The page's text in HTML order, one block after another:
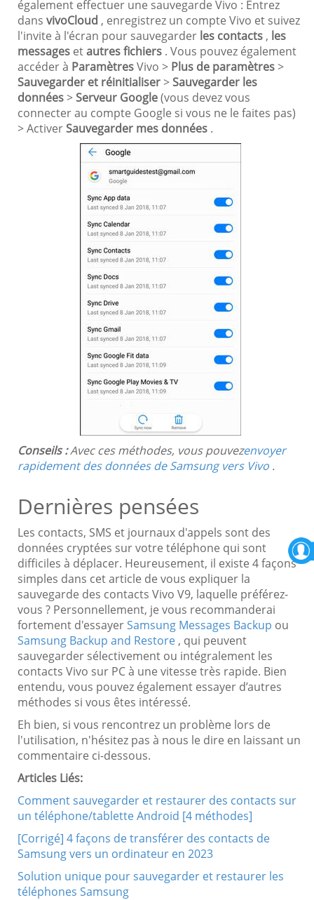
également effectuer une sauvegarde Vivo : Entrez
dans vivoCloud , enregistrez un compte Vivo et suivez
l'invite à l'écran pour sauvegarder les contacts , les
messages etautres fichiers . Vous pouvez également
accéder à ParamètresVivo > Plus de paramètres>
Sauvegarder et réinitialiser>Sauvegarder les
données>Serveur Google(vous devez vous
connecter au compte Google si vous ne le faites pas)
> ActiverSauvegarder mes données .
Conseils :Avec ces méthodes, vous pouvezenvoyer
rapidement des données de Samsung vers Vivo .
Dernières pensées
Les contacts, SMS et journaux d'appels sont des
données cryptées sur votre téléphone qui sont
difficiles à déplacer. Heureusement, il existe 4 façons
simples dans cet article de vous expliquer la
sauvegarde des contacts Vivo V9, laquelle préférez-
vous ? Personnellement, je vous recommanderai
fortement d'essayerSamsung Messages Backup ou
Samsung Backup and Restore , qui peuvent
sauvegarder sélectivement ou intégralement les
contacts Vivo sur PC à une vitesse très rapide. Bien
entendu, vous pouvez également essayer d’autres
méthodes si vous êtes intéressé.
Eh bien, si vous rencontrez un problème lors de
l'utilisation, n'hésitez pas à nous le dire en laissant un
commentaire ci-dessous.
Articles Liés:
Comment sauvegarder et restaurer des contacts sur
un téléphone/tablette Android [4 méthodes]
[Corrigé] 4 façons de transférer des contacts de
Samsung vers un ordinateur en 2023
Solution unique pour sauvegarder et restaurer les
téléphones Samsung